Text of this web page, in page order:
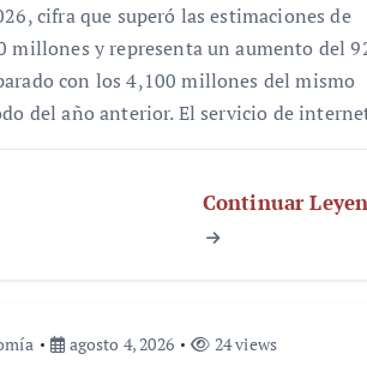
cifra que superó las estimaciones de
millones y representa un aumento del
con los 4,100 millones del mismo
del año anterior. El servicio de
Continuar
agosto 4, 2026 24 views